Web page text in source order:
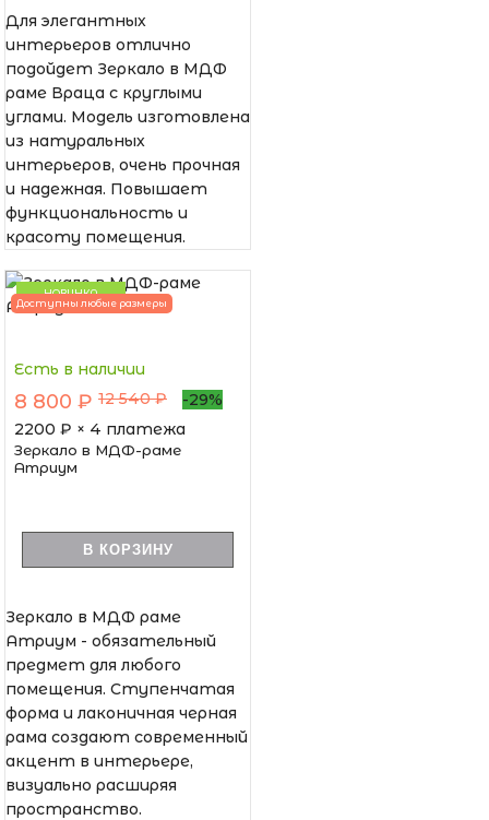
Для элегантных
интерьеров отлично
подойдет Зеркало в МДФ
раме Враца с круглыми
углами. Модель изготовлена
из натуральных
интерьеров, очень прочная
и надежная. Повышает
функциональность и
красоту помещения.
НОВИНКА
Доступны любые размеры
Есть в наличии
8 800 ₽ 12 540 ₽
-29%
2200 ₽ × 4 платежа
Зеркало в МДФ-раме
Атриум
В КОРЗИНУ
Зеркало в МДФ раме
Атриум - обязательный
предмет для любого
помещения. Ступенчатая
форма и лаконичная черная
рама создают современный
акцент в интерьере,
визуально расширяя
пространство.